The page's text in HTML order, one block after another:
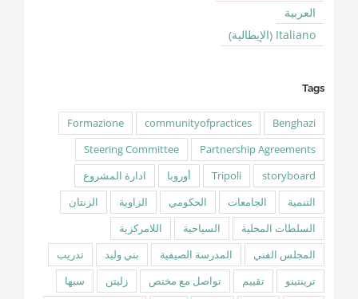
العربية
Italiano
(الإيطالية)
Tags
Benghazi
communityofpractices
Formazione
Partnership Agreements
Steering Committee
storyboard
Tripoli أوروبا
ادارة المشروع
التنمية
الجامعات الحكومي الزاوية
الزنتان
السلطات المحلية
السياحية
اللامركزية
المجلس الفني
المدرسة الصيفية بني وليد
تدريب
ترينتينو
تقييم تواصل مع مختص زليتن
سبها